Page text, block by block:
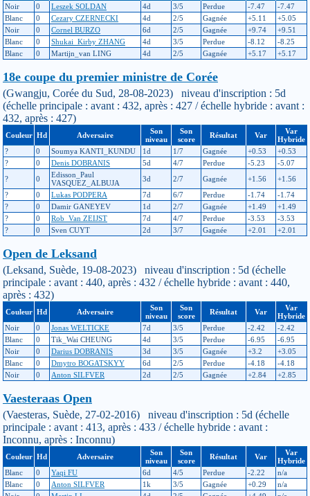
Noir
0 Leszek SOLDAN 4d 3/5 Perdue -7.47
-7.47
Blanc
0 Cezary CZERNECKI 4d 2/5 Gagnée +5.11
+5.05
Noir
0 Cornel BURZO 6d 2/5 Gagnée +9.74
+9.51
Blanc
0 Shukai_Kirby ZHANG 4d 3/5 Perdue -8.12
-8.25
Blanc
0 Martijn_van LING 4d 2/5 Gagnée +5.17 +5.17
18e coupe du premier ministre de Corée
(Gwangju, Corée du Sud, 28-08-2023) niveau d'inscription : 5d
(échelle principale : avant : 432, après : 427 / échelle hybride : avant :
432, après : 427)
Couleur Hd Adversaire
Son
niveau
Son
score
Résultat Var
Var
Hybride
?
0 Soumya KANTI_KUNDU 1d 1/7 Gagnée +0.53
+0.53
?
0 Denis DOBRANIS 5d 4/7 Perdue -5.23
-5.07
?
0
Edisson_Paul
VASQUEZ_ALBUJA
3d 2/7 Gagnée +1.56
+1.56
?
0 Lukas PODPERA 7d 6/7 Perdue -1.74
-1.74
?
0 Damir GANEYEV 1d 2/7 Gagnée +1.49
+1.49
?
0 Rob_Van ZEIJST 7d 4/7 Perdue -3.53
-3.53
?
0 Sven CUYT 2d 3/7 Gagnée +2.01 +2.01
Open de Leksand
(Leksand, Suède, 19-08-2023) niveau d'inscription : 5d (échelle
principale : avant : 440, après : 432 / échelle hybride : avant : 440,
après : 432)
Couleur Hd Adversaire
Son
niveau
Son
score
Résultat Var
Var
Hybride
Noir
0 Jonas WELTICKE 7d 3/5 Perdue -2.42
-2.42
Blanc
0 Tik_Wai CHEUNG 4d 3/5 Perdue -6.95
-6.95
Noir
0 Darius DOBRANIS 3d 3/5 Gagnée +3.2
+3.05
Blanc
0 Dmytro BOGATSKYY 6d 2/5 Perdue -4.18
-4.18
Noir
0 Anton SILFVER 2d 2/5 Gagnée +2.84 +2.85
Vaesteraas Open
(Vaesteras, Suède, 27-02-2016) niveau d'inscription : 5d (échelle
principale : avant : 413, après : 433 / échelle hybride : avant :
Inconnu, après : Inconnu)
Couleur Hd Adversaire
Son
niveau
Son
score
Résultat Var
Var
Hybride
Blanc
0 Yaqi FU 6d 4/5 Perdue -2.22
n/a
Blanc
0 Anton SILFVER 1k 3/5 Gagnée +0.29
n/a